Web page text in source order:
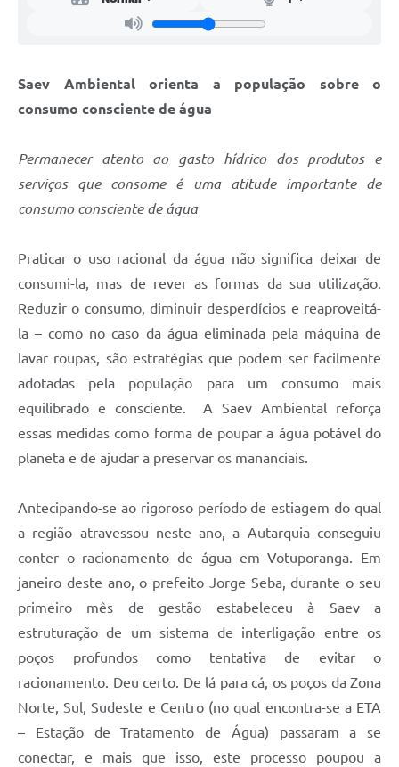
Telefones Úteis
Emprega
Contato
Saev Ambiental orienta a população sobre o
consumo consciente de água
Permanecer atento ao gasto hídrico dos produtos e
serviços que consome é uma atitude importante de
consumo consciente de água
Praticar o uso racional da água não significa deixar de
consumi-la, mas de rever as formas da sua utilização.
Reduzir o consumo, diminuir desperdícios e reaproveitá-
la – como no caso da água eliminada pela máquina de
lavar roupas, são estratégias que podem ser facilmente
adotadas pela população para um consumo mais
equilibrado e consciente. A Saev Ambiental reforça
essas medidas como forma de poupar a água potável do
planeta e de ajudar a preservar os mananciais.
Antecipando-se ao rigoroso período de estiagem do qual
a região atravessou neste ano, a Autarquia conseguiu
conter o racionamento de água em Votuporanga. Em
janeiro deste ano, o prefeito Jorge Seba, durante o seu
primeiro mês de gestão estabeleceu à Saev a
estruturação de um sistema de interligação entre os
poços profundos como tentativa de evitar o
racionamento. Deu certo. De lá para cá, os poços da Zona
Norte, Sul, Sudeste e Centro (no qual encontra-se a ETA
– Estação de Tratamento de Água) passaram a se
conectar, e mais que isso, este processo poupou a